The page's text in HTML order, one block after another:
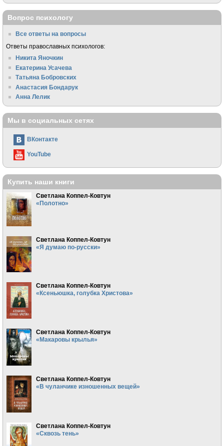
Вопрос психологу
Все ответы на вопросы
Ответы православных психологов:
Никита Яночкин
Екатерина Усачева
Татьяна Бобровских
Анастасия Бондарук
Анна Лелик
Мы в социальных сетях
ВКонтакте
YouTube
Купить наши книги
Светлана Коппел-Ковтун
«Полотно»
Светлана Коппел-Ковтун
«Я думаю по-русски»
Светлана Коппел-Ковтун
«Ксеньюшка, голубка Христова»
Светлана Коппел-Ковтун
«Макаровы крылья»
Светлана Коппел-Ковтун
«В чуланчике изношенных вещей»
Светлана Коппел-Ковтун
«Сквозь тень»